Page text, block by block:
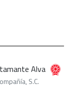
Alva
S.C.